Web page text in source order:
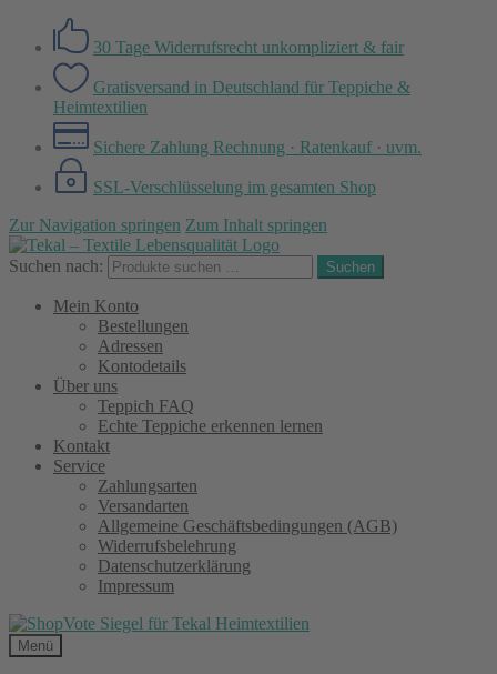
30 Tage Widerrufsrecht unkompliziert & fair
Gratisversand in Deutschland für Teppiche &
Heimtextilien
Sichere Zahlung Rechnung · Ratenkauf · uvm.
SSL-Verschlüsselung im gesamten Shop
Zur Navigation springen Zum Inhalt springen
Suchen nach: Suchen
Mein Konto
Bestellungen
Adressen
Kontodetails
Über uns
Teppich FAQ
Echte Teppiche erkennen lernen
Kontakt
Service
Zahlungsarten
Versandarten
Allgemeine Geschäftsbedingungen (AGB)
Widerrufsbelehrung
Datenschutzerklärung
Impressum
Menü